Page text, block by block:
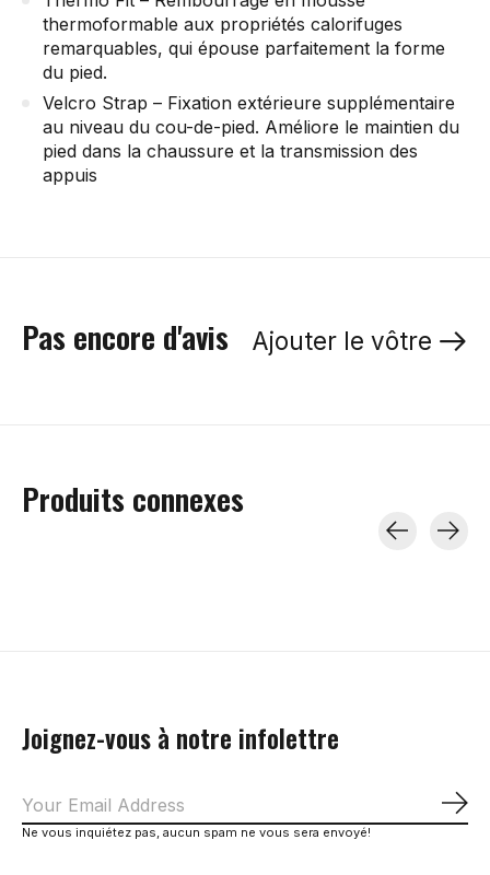
thermoformable aux propriétés calorifuges
remarquables, qui épouse parfaitement la forme
du pied.
Velcro Strap – Fixation extérieure supplémentaire
au niveau du cou-de-pied. Améliore le maintien du
pied dans la chaussure et la transmission des
appuis
Pas encore d'avis Ajouter le vôtre
Produits connexes
Joignez-vous à notre infolettre
Ne vous inquiétez pas, aucun spam ne vous sera envoyé!